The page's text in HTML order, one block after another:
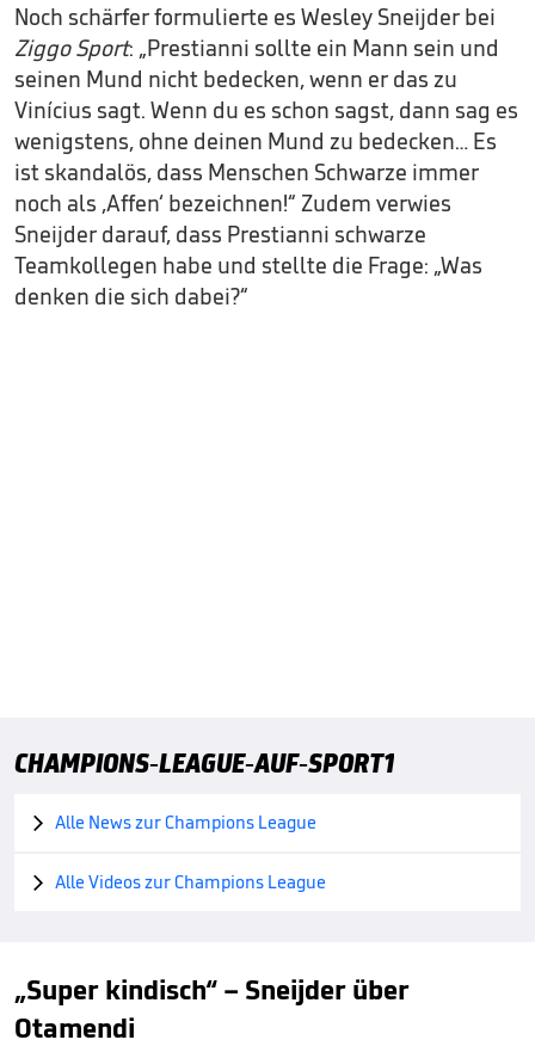
Noch schärfer formulierte es Wesley Sneijder bei
Ziggo Sport: „Prestianni sollte ein Mann sein und
seinen Mund nicht bedecken, wenn er das zu
Vinícius sagt. Wenn du es schon sagst, dann sag es
wenigstens, ohne deinen Mund zu bedecken… Es
ist skandalös, dass Menschen Schwarze immer
noch als ‚Affen‘ bezeichnen!“ Zudem verwies
Sneijder darauf, dass Prestianni schwarze
Teamkollegen habe und stellte die Frage: „Was
denken die sich dabei?“
CHAMPIONS-LEAGUE-AUF-SPORT1
 Alle News zur Champions League
 Alle Videos zur Champions League
„Super kindisch“ – Sneijder über
Otamendi